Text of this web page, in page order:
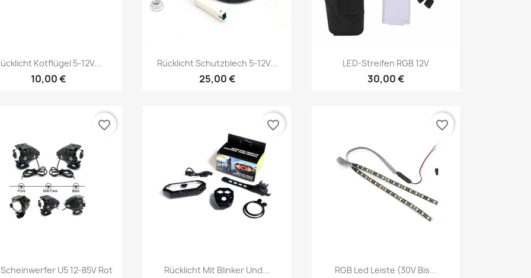
Vorschau
Kotflügel 5-12V...
10,00 €
Vorschau
Rücklicht Schutzblech 5-12V...
25,00 €
Vorschau
LED-Streifen RGB 12V
30,00 €
Vorschau
Scheinwerfer U5 12-85V Rot
favorite_border
Vorschau
Rücklicht Mit Blinker Und...
favorite_border
 Vorschau
RGB Led Leiste (30V Bis...
favorite_border